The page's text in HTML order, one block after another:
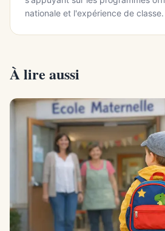
nationale et l'expérience de classe.
À lire aussi